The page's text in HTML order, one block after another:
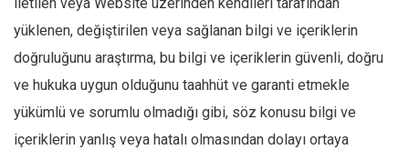
yüklenen, değiştirilen veya sağlanan bilgi ve içeriklerin
doğruluğunu araştırma, bu bilgi ve içeriklerin güvenli, doğru
ve hukuka uygun olduğunu taahhüt ve garanti etmekle
yükümlü ve sorumlu olmadığı gibi, söz konusu bilgi ve
içeriklerin yanlış veya hatalı olmasından dolayı ortaya